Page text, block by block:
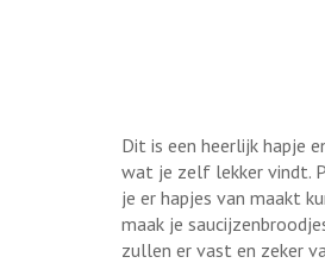
Dit is een heerlijk hapje
wat je zelf lekker vindt.
je er hapjes van maakt
maak je
zullen er vast en zeker